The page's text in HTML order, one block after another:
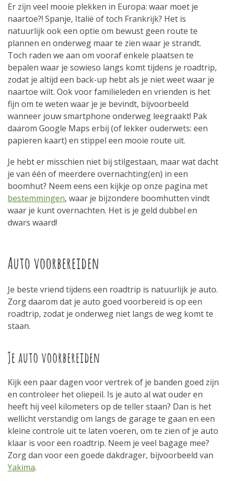
Er zijn veel mooie plekken in Europa: waar moet je
naartoe?! Spanje, Italië of toch Frankrijk? Het is
natuurlijk ook een optie om bewust geen route te
plannen en onderweg maar te zien waar je strandt.
Toch raden we aan om vooraf enkele plaatsen te
bepalen waar je sowieso langs komt tijdens je roadtrip,
zodat je altijd een back-up hebt als je niet weet waar je
naartoe wilt. Ook voor familieleden en vrienden is het
fijn om te weten waar je je bevindt, bijvoorbeeld
wanneer jouw smartphone onderweg leegraakt! Pak
daarom Google Maps erbij (of lekker ouderwets: een
papieren kaart) en stippel een mooie route uit.
Je hebt er misschien niet bij stilgestaan, maar wat dacht
je van één of meerdere overnachting(en) in een
boomhut? Neem eens een kijkje op onze pagina met
bestemmingen, waar je bijzondere boomhutten vindt
waar je kunt overnachten. Het is je geld dubbel en
dwars waard!
Auto voorbereiden
Je beste vriend tijdens een roadtrip is natuurlijk je auto.
Zorg daarom dat je auto goed voorbereid is op een
roadtrip, zodat je onderweg niet langs de weg komt te
staan.
Je auto voorbereiden
Kijk een paar dagen voor vertrek of je banden goed zijn
en controleer het oliepeil. Is je auto al wat ouder en
heeft hij veel kilometers op de teller staan? Dan is het
wellicht verstandig om langs de garage te gaan en een
kleine controle uit te laten voeren, om te zien of je auto
klaar is voor een roadtrip. Neem je veel bagage mee?
Zorg dan voor een goede dakdrager, bijvoorbeeld van
Yakima.